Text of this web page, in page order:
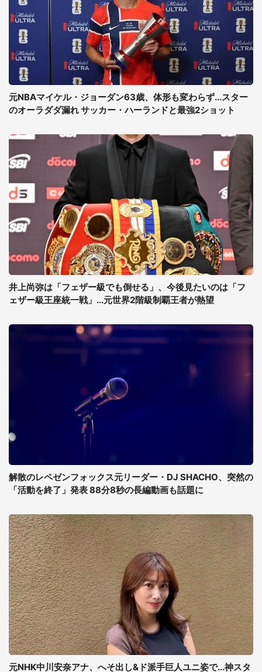
元NBAマイケル・ジョーダン63歳、体形も変わらず...スター
のオーラダダ漏れ サッカー・ハーランドと最強2ショット
井上尚弥は「フェザー級でも倒せる」、今後見たいのは「フ
ェザー級王座統一戦」...元世界2階級制覇王者が熱望
解散のレペゼンフォックス元リーダー・DJ SHACHO、突然の
「活動を終了」発表 88分8秒の長編動画も話題に
元NHK中川安奈アナ、へそ出し&ド派手巨人ユニ姿で...神スタ